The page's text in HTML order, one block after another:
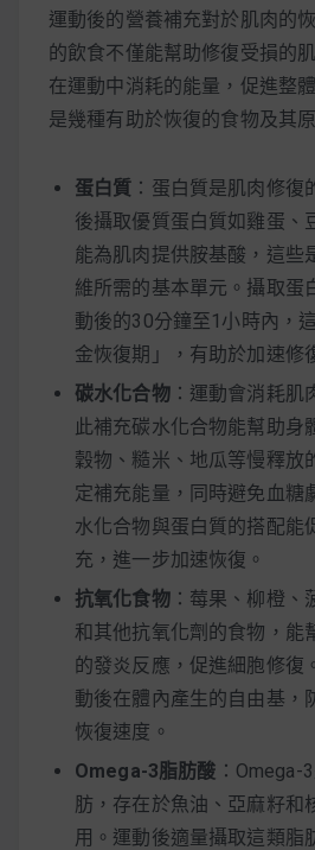
運動後的營養補充對於肌肉的
的飲食不僅能幫助修復受損的
在運動中消耗的能量，促進整
是幾種有助於恢復的食物及其原
蛋白質 ：蛋白質是肌肉修復
後攝取優質蛋白質如雞蛋、
能為肌肉提供胺基酸，這些
維所需的基本單元。攝取蛋
動後的30分鐘至1小時內，
金恢復期」，有助於加速修
碳水化合物：運動會消耗肌
此補充碳水化合物能幫助身
穀物、糙米、地瓜等慢釋放
定補充能量，同時避免血糖
水化合物與蛋白質的搭配能
充，進一步加速恢復。
抗氧化食物：莓果、柳橙、
和其他抗氧化劑的食物，能
的發炎反應，促進細胞修復
動後在體內產生的自由基，
恢復速度。
Omega-3脂肪酸 ：Omega-
肪，存在於魚油、亞麻籽和
用。運動後適量攝取這類脂